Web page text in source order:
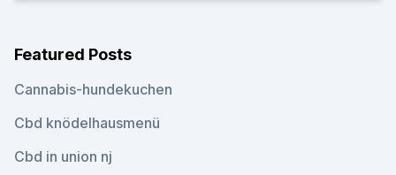
Featured Posts
Cannabis-hundekuchen
Cbd knödelhausmenü
Cbd in union nj